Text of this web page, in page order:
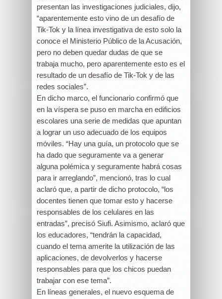
presentan las investigaciones judiciales, dijo,
“aparentemente esto vino de un desafío de
Tik-Tok y la línea investigativa de esto solo la
conoce el Ministerio Público de la Acusación,
pero no deben quedar dudas de que se
trabaja mucho, pero aparentemente esto es el
resultado de un desafío de Tik-Tok y de las
redes sociales”.
En dicho marco, el funcionario confirmó que
en la víspera se puso en marcha en edificios
escolares una serie de medidas que apuntan
a lograr un uso adecuado de los equipos
móviles. “Hay una guía, un protocolo que se
ha dado que seguramente va a generar
alguna polémica y seguramente habrá cosas
para ir arreglando”, mencionó, tras lo cual
aclaró que, a partir de dicho protocolo, “los
docentes tienen que tomar esto y hacerse
responsables de los celulares en las
entradas”, precisó Siufi. Asimismo, aclaró que
los educadores, “tendrán la capacidad,
cuando el tema amerite la utilización de las
aplicaciones, de devolverlos y hacerse
responsables para que los chicos puedan
trabajar con ese tema”.
En líneas generales, el nuevo esquema de